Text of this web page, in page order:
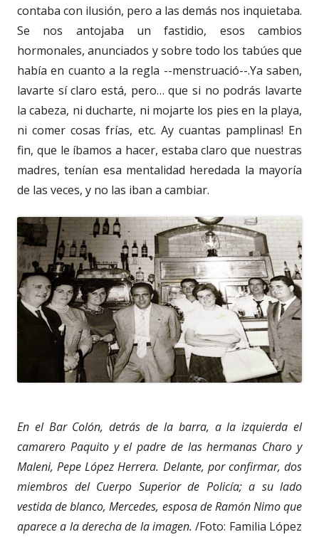
contaba con ilusión, pero a las demás nos inquietaba.
Se nos antojaba un fastidio, esos cambios
hormonales, anunciados y sobre todo los tabúes que
había en cuanto a la regla --menstruació--.Ya saben,
lavarte sí claro está, pero… que si no podrás lavarte
la cabeza, ni ducharte, ni mojarte los pies en la playa,
ni comer cosas frías, etc. Ay cuantas pamplinas! En
fin, que le íbamos a hacer, estaba claro que nuestras
madres, tenían esa mentalidad heredada la mayoría
de las veces, y no las iban a cambiar.
En el Bar Colón, detrás de la barra, a la izquierda el
camarero Paquito y el padre de las hermanas Charo y
Maleni, Pepe López Herrera. Delante, por confirmar, dos
miembros del Cuerpo Superior de Policía; a su lado
vestida de blanco, Mercedes, esposa de Ramón Nimo que
aparece a la derecha de la imagen./Foto: Familia López